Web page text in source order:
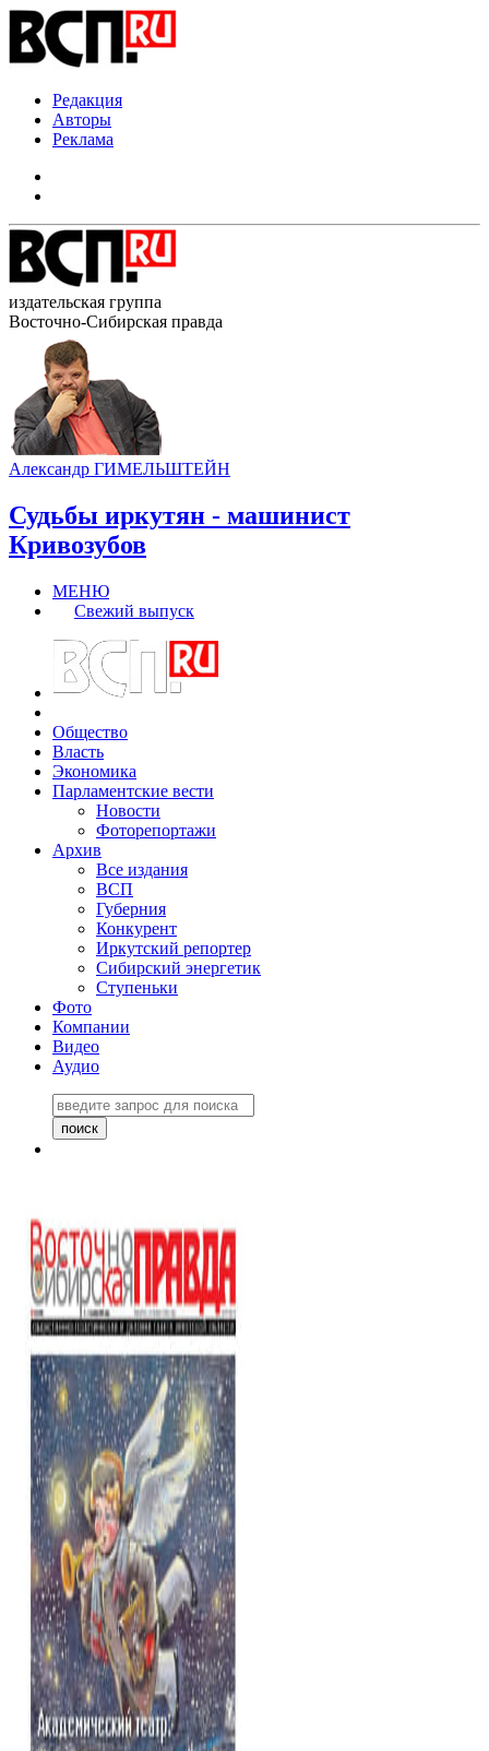
Редакция
Авторы
Реклама
издательская группа
Восточно-Сибирская правда
Александр ГИМЕЛЬШТЕЙН
Судьбы иркутян - машинист
Кривозубов
МЕНЮ
Свежий выпуск
Общество
Власть
Экономика
Парламентские вести
Новости
Фоторепортажи
Архив
Все издания
ВСП
Губерния
Конкурент
Иркутский репортер
Сибирский энергетик
Ступеньки
Фото
Компании
Видео
Аудио